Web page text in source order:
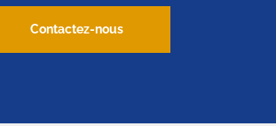
Contactez-nous